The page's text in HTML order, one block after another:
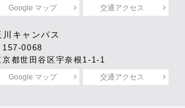
Google マップ 交通アクセス
川キャンパス
157-0068
京都世田谷区宇奈根1-1-1
Google マップ 交通アクセス